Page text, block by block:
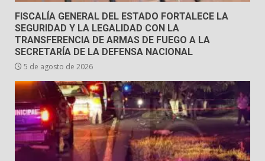
7
FISCALÍA GENERAL DEL ESTADO FORTALECE LA
SEGURIDAD Y LA LEGALIDAD CON LA
TRANSFERENCIA DE ARMAS DE FUEGO A LA
SECRETARÍA DE LA DEFENSA NACIONAL
5 de agosto de 2026